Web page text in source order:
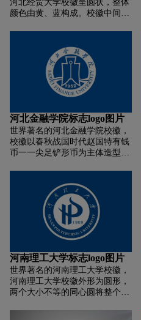
河北经贸大学校徽呈圆状，整体
颜色由黄、蓝构成。校徽中间的
颜色，表达出了书中自有黄金屋
的寓意，也突出了财经类院校的
特征。书又像飞翔的雄鹰，寓意
着学校希望学子们能努力学习，
成为栋梁之材。校徽四周是学校
笔题写。
河北金融学院标志logo图片
世界著名的河北金融学院校徽，
校徽以春秋战国时代赵国特有钱
币一一尖足铲形币为主体造型，
通历史。尖足铲形币后面的曲线
代表延绵于燕赵大地的山脉、河
流，喻指传统文化中的“仁”与
“智”的精神。山脉的延绵不绝和
河水的川流不息象征着学校历史
源远流长，发展绵延有力，向社
会源源不断的输出杰出人才。校
徽主体图标外围，学校的中英文
名称呈圆环状排列，与尖足铲形
币的主体形象标志相呼应，整体
上构成庄重的极具文化感的徽章
河南理工大学标志logo图片
世界著名的河南理工大学校徽，
河南理工大学校徽外形为圆形，
两个大小不等的同心圆将整个标